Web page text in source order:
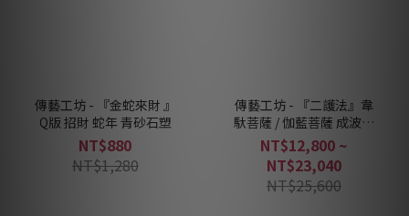
傳藝工坊 - 『金蛇來財 』
Q版 招財 蛇年 青砂石塑
NT$880
NT$1,280
傳藝工坊 - 『二護法』韋
馱菩薩 / 伽藍菩薩 成波老
師作品 一次收藏享優惠
NT$12,800 ~
NT$23,040
NT$25,600